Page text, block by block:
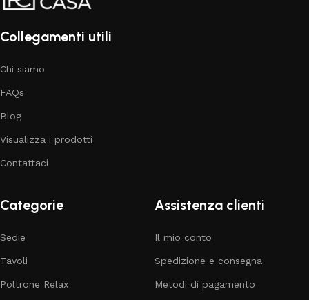
Collegamenti utili
Chi siamo
FAQs
Blog
Visualizza i prodotti
Contattaci
Categorie
Sedie
Tavoli
Poltrone Relax
Assistenza clienti
Il mio conto
Spedizione e consegna
Metodi di pagamento